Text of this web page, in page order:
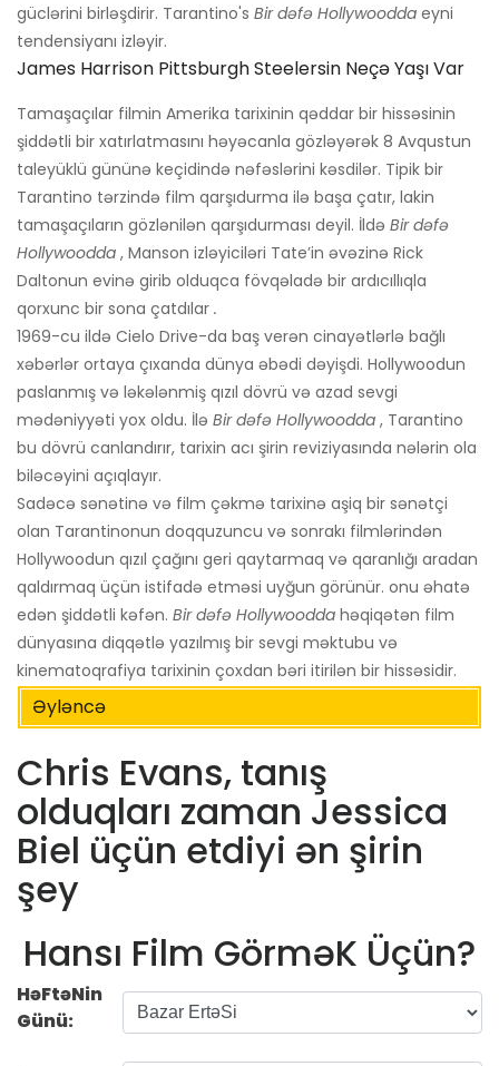
güclərini birləşdirir. Tarantino's Bir dəfə Hollywoodda eyni
tendensiyanı izləyir.
James Harrison Pittsburgh Steelersin Neçə Yaşı Var
Tamaşaçılar filmin Amerika tarixinin qəddar bir hissəsinin
şiddətli bir xatırlatmasını həyəcanla gözləyərək 8 Avqustun
taleyüklü gününə keçidində nəfəslərini kəsdilər. Tipik bir
Tarantino tərzində film qarşıdurma ilə başa çatır, lakin
tamaşaçıların gözlənilən qarşıdurması deyil. İldə Bir dəfə
Hollywoodda , Manson izləyiciləri Tate’in əvəzinə Rick
Daltonun evinə girib olduqca fövqəladə bir ardıcıllıqla
qorxunc bir sona çatdılar .
1969-cu ildə Cielo Drive-da baş verən cinayətlərlə bağlı
xəbərlər ortaya çıxanda dünya əbədi dəyişdi. Hollywoodun
paslanmış və ləkələnmiş qızıl dövrü və azad sevgi
mədəniyyəti yox oldu. İlə Bir dəfə Hollywoodda , Tarantino
bu dövrü canlandırır, tarixin acı şirin reviziyasında nələrin ola
biləcəyini açıqlayır.
Sadəcə sənətinə və film çəkmə tarixinə aşiq bir sənətçi
olan Tarantinonun doqquzuncu və sonrakı filmlərindən
Hollywoodun qızıl çağını geri qaytarmaq və qaranlığı aradan
qaldırmaq üçün istifadə etməsi uyğun görünür. onu əhatə
edən şiddətli kəfən. Bir dəfə Hollywoodda həqiqətən film
dünyasına diqqətlə yazılmış bir sevgi məktubu və
kinematoqrafiya tarixinin çoxdan bəri itirilən bir hissəsidir.
Əyləncə
Chris Evans, tanış
olduqları zaman Jessica
Biel üçün etdiyi ən şirin
şey
Hansı Film GörməK Üçün?
HəFtəNin
Günü: